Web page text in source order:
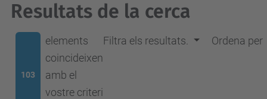
Resultats de la cerca
103
elements
coincideixen
amb el
vostre criteri
Filtra els resultats. Ordena per